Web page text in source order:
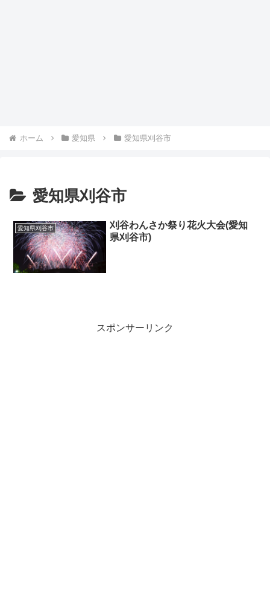
ホーム 愛知県 愛知県刈谷市
愛知県刈谷市
愛知県刈谷市
刈谷わんさか祭り花火大会(愛知
県刈谷市)
スポンサーリンク